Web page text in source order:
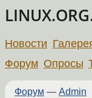
Новости
Форум Опросы
Форум — Admin